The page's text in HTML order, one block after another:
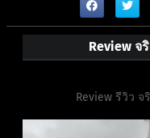
Review จ
Review รีวิว